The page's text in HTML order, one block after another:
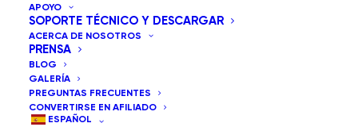
APOYO
SOPORTE TÉCNICO Y DESCARGAR
ACERCA DE NOSOTROS
PRENSA
BLOG
GALERÍA
PREGUNTAS FRECUENTES
CONVERTIRSE EN AFILIADO
ESPAÑOL